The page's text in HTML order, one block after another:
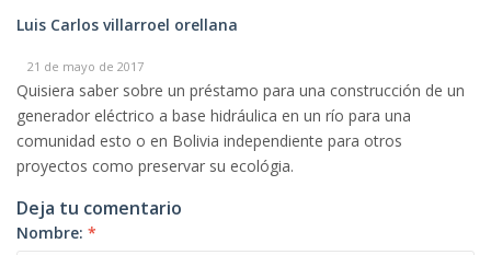
Luis Carlos villarroel orellana
21 de mayo de 2017
Quisiera saber sobre un préstamo para una construcción de un
generador eléctrico a base hidráulica en un río para una
comunidad esto o en Bolivia independiente para otros
proyectos como preservar su ecológia.
Deja tu comentario
Nombre: *